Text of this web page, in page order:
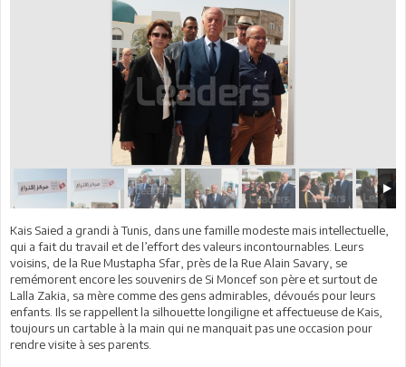
Kais Saied a grandi à Tunis, dans une famille modeste mais intellectuelle,
qui a fait du travail et de l’effort des valeurs incontournables. Leurs
voisins, de la Rue Mustapha Sfar, près de la Rue Alain Savary, se
remémorent encore les souvenirs de Si Moncef son père et surtout de
Lalla Zakia, sa mère comme des gens admirables, dévoués pour leurs
enfants. Ils se rappellent la silhouette longiligne et affectueuse de Kais,
toujours un cartable à la main qui ne manquait pas une occasion pour
rendre visite à ses parents.